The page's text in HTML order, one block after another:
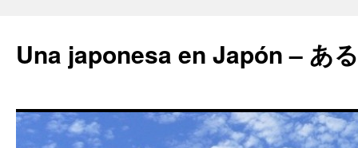
Una japonesa en Japón – あ